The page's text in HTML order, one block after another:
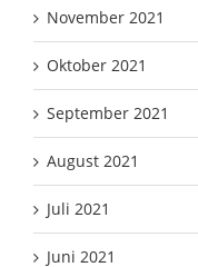
November 2021
Oktober 2021
September 2021
August 2021
Juli 2021
Juni 2021